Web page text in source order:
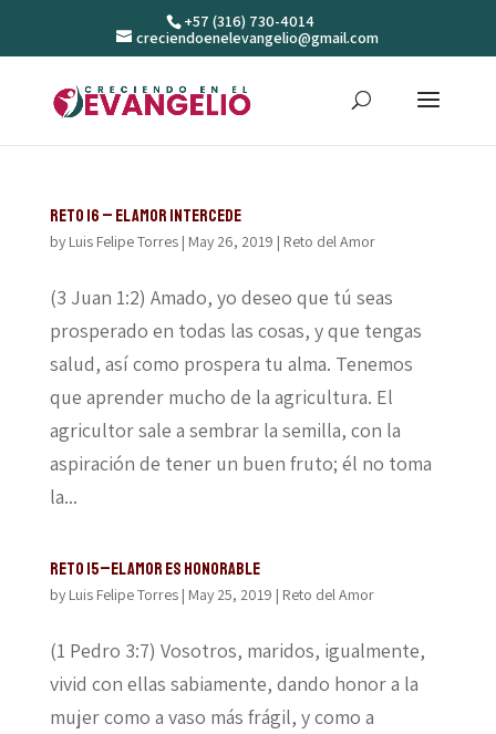
+57 (316) 730-4014
creciendoenelevangelio@gmail.com
Reto 16 – El amor intercede
by Luis Felipe Torres| May 26, 2019 | Reto del Amor
(3 Juan 1:2) Amado, yo deseo que tú seas
prosperado en todas las cosas, y que tengas
salud, así como prospera tu alma. Tenemos
que aprender mucho de la agricultura. El
agricultor sale a sembrar la semilla, con la
aspiración de tener un buen fruto; él no toma
la...
Reto 15–El amor es honorable
by Luis Felipe Torres| May 25, 2019 | Reto del Amor
(1 Pedro 3:7) Vosotros, maridos, igualmente,
vivid con ellas sabiamente, dando honor a la
mujer como a vaso más frágil, y como a